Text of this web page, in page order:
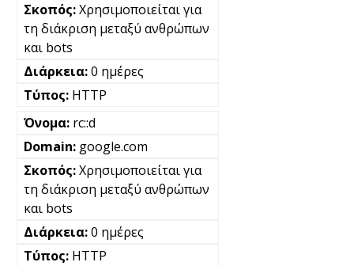
Χρησιμοποιείται για
τη διάκριση μεταξύ ανθρώπων
και bots
0 ημέρες
HTTP
rc::d
google.com
Χρησιμοποιείται για
τη διάκριση μεταξύ ανθρώπων
και bots
0 ημέρες
HTTP